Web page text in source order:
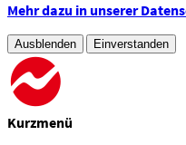
Mehr dazu in unserer
Ausblenden Einverstanden
Kurzmenü